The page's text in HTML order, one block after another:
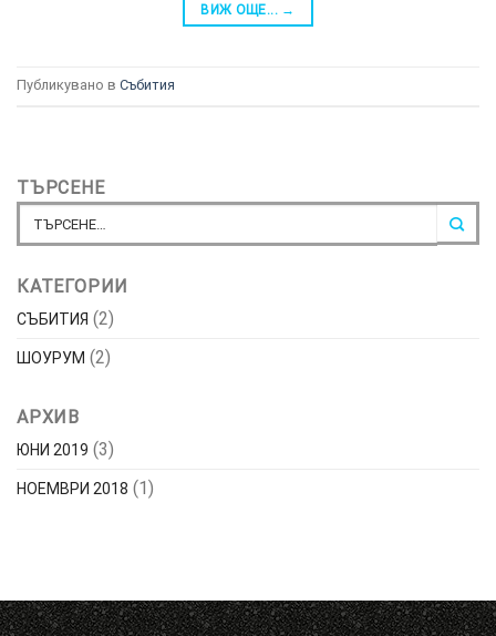
ВИЖ ОЩЕ... →
Публикувано в Събития
ТЪРСЕНЕ
КАТЕГОРИИ
СЪБИТИЯ (2)
ШОУРУМ (2)
АРХИВ
ЮНИ 2019 (3)
НОЕМВРИ 2018 (1)